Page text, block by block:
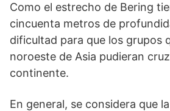
Como el estrecho de Bering
cincuenta metros de
dificultad para que los grupos
noroeste de Asia pudieran
continente.
En general, se considera que